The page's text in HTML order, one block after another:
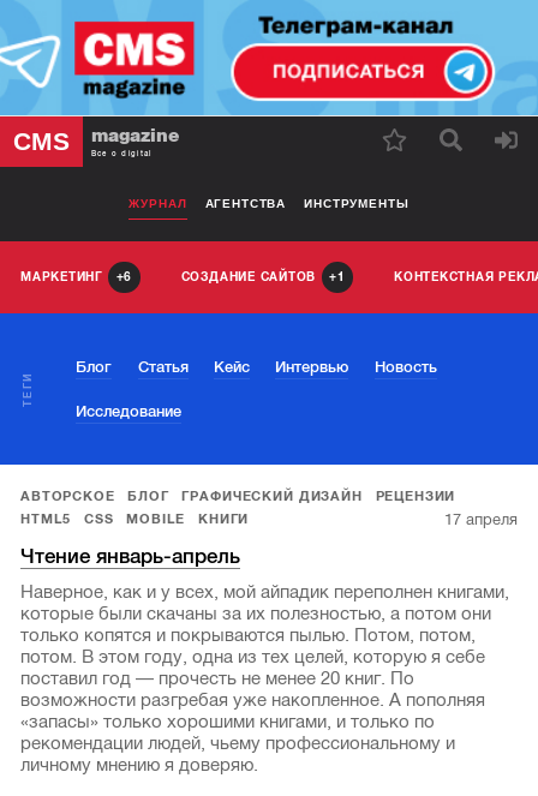
CMS magazine
Все о digital
ЖУРНАЛ АГЕНТСТВА ИНСТРУМЕНТЫ
МАРКЕТИНГ 6 СОЗДАНИЕ САЙТОВ 1 КОНТЕКСТНАЯ
ТЕГИ
Блог Статья Кейс Интервью Новость
Исследование
АВТОРСКОЕ БЛОГ ГРАФИЧЕСКИЙ ДИЗАЙН
РЕЦЕНЗИИ
HTML5
CSS MOBILE КНИГИ 17 апреля
Чтение январь-апрель
Наверное, как и у всех, мой айпадик переполнен книгами,
которые были скачаны за их полезностью, а потом они
только копятся и покрываются пылью. Потом, потом,
потом. В этом году, одна из тех целей, которую я себе
поставил год — прочесть не менее 20 книг. По
возможности разгребая уже накопленное. А пополняя
«запасы» только хорошими книгами, и только по
рекомендации людей, чьему профессиональному и
личному мнению я доверяю.